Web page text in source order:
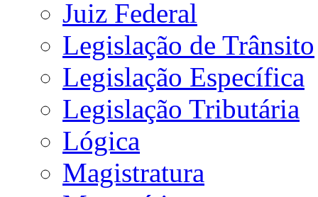
Juiz Federal
Legislação de Trânsito
Legislação Específica
Legislação Tributária
Lógica
Magistratura